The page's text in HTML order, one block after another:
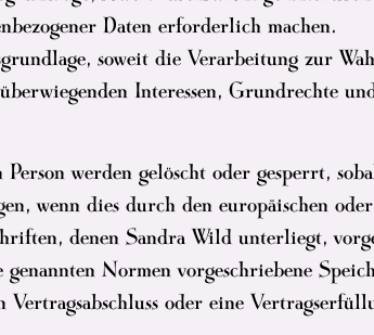
Daten erforderlich machen.
soweit die Verarbeitung zur
Interessen, Grundrechte
Person werden gelöscht oder gesperrt,
wenn dies durch den europäischen
denen Sandra Wild unterliegt,
Normen vorgeschriebene
oder eine